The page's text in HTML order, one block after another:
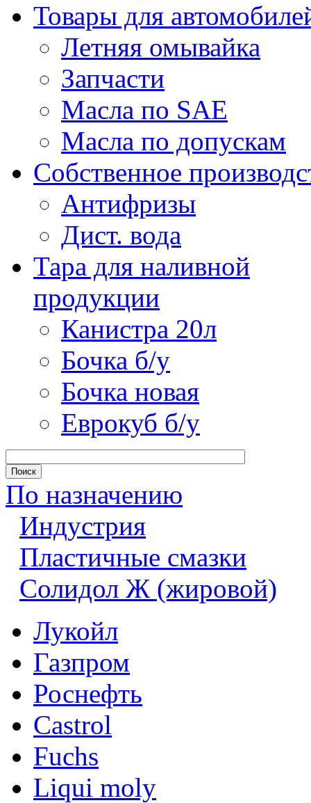
Товары для
Летняя омывайка
Запчасти
Масла по SAE
Масла по допускам
Собственное
Антифризы
Дист. вода
Тара для наливной
продукции
Канистра 20л
Бочка б/у
Бочка новая
Еврокуб б/у
По назначению
Индустрия
Пластичные смазки
Солидол Ж (жировой)
Лукойл
Газпром
Роснефть
Castrol
Fuchs
Liqui moly